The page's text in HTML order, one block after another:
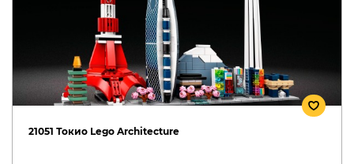
21051 Токио Lego Architecture